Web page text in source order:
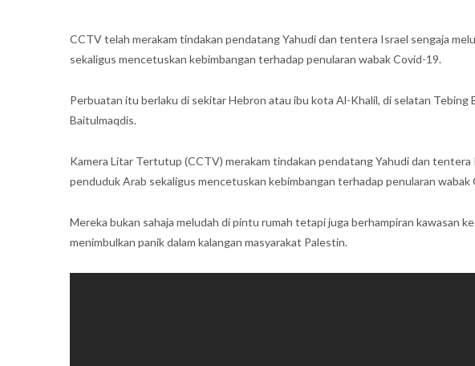
CCTV telah merakam tindakan pendatang Yahudi dan tentera Israel sengaja
sekaligus mencetuskan kebimbangan terhadap penularan wabak Covid-19.
Perbuatan itu berlaku di sekitar Hebron atau ibu kota Al-Khalil, di selatan Tebing
Baitulmaqdis.
Kamera Litar Tertutup (CCTV) merakam tindakan pendatang Yahudi dan tentera
penduduk Arab sekaligus mencetuskan kebimbangan terhadap penularan
Mereka bukan sahaja meludah di pintu rumah tetapi juga berhampiran kawasan
menimbulkan panik dalam kalangan masyarakat Palestin.